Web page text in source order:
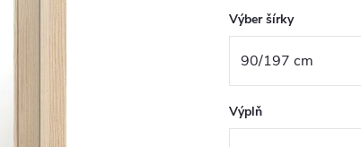
Výber šírky
Výplň